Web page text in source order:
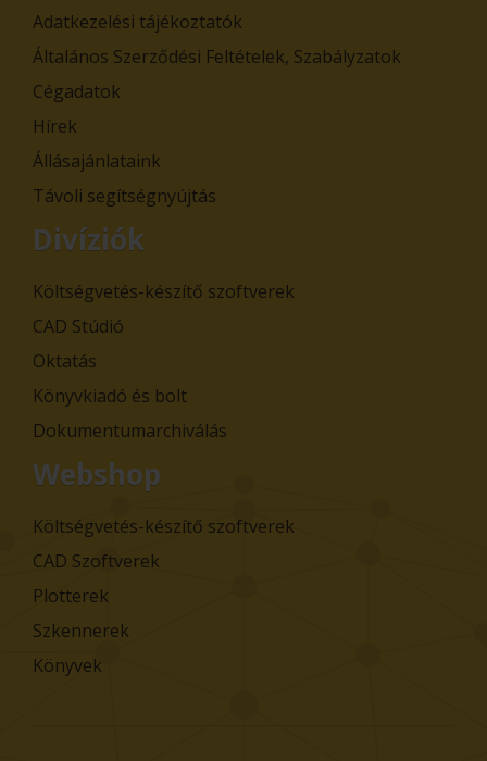
Adatkezelési tájékoztatók
Általános Szerződési Feltételek, Szabályzatok
Cégadatok
Hírek
Állásajánlataink
Távoli segítségnyújtás
Divíziók
Költségvetés-készítő szoftverek
CAD Stúdió
Oktatás
Könyvkiadó és bolt
Dokumentumarchiválás
Webshop
Költségvetés-készítő szoftverek
CAD Szoftverek
Plotterek
Szkennerek
Könyvek